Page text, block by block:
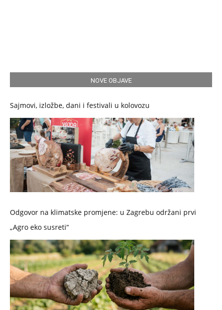
NOVE OBJAVE
Sajmovi, izložbe, dani i festivali u kolovozu
Odgovor na klimatske promjene: u Zagrebu održani prvi
„Agro eko susreti“